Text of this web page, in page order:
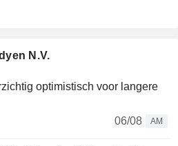
N.V.
optimistisch voor langere
06/08
AM